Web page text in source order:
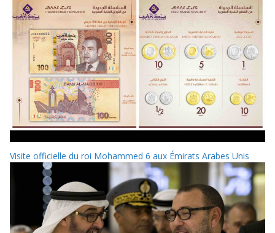
Visite officielle du roi Mohammed 6 aux Émirats Arabes Unis